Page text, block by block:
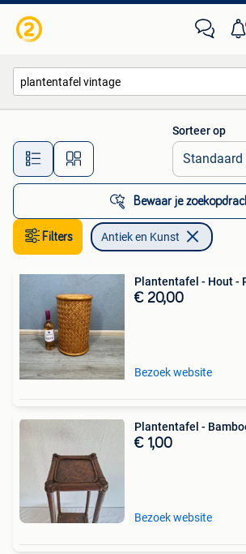
Alle afstanden…
Sorteer op
Bewaar je
Filters Antiek en Kunst
Plantentafel - Hout -
€ 20,00
Bezoek website
Plantentafel -
€ 1,00
Bezoek website